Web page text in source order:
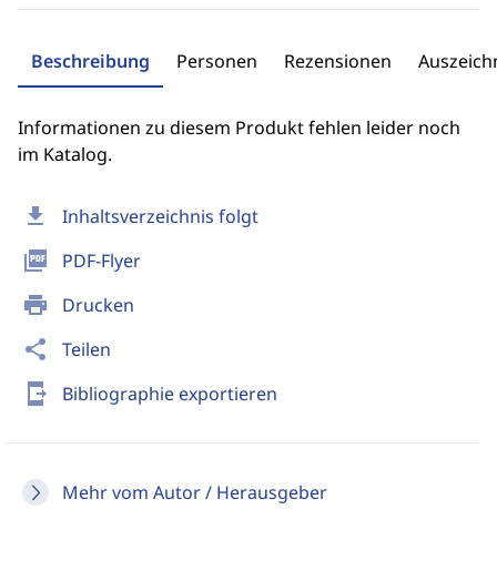
download Inhaltsverzeichnis folgt
picture_as_pdf PDF-Flyer
print Drucken
share Teilen
send_to_mobile Bibliographie exportieren
Mehr vom Autor / Herausgeber
Beschreibung Personen Rezensionen
Informationen zu diesem Produkt fehlen leider noch
im Katalog.